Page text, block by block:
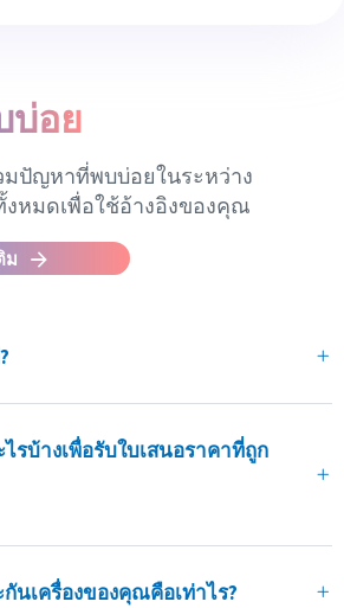
บ่อย
วมปัญหาที่พบบ่อยในระหว่าง
หมดเพื่อใช้อ้างอิงของคุณ
ม
รบ้างเพื่อรับใบเสนอราคาที่ถูก
กันเครื่องของคุณคือเท่าไร?